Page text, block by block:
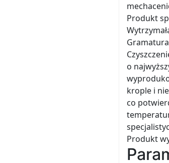
Produkt
o
krople i
co
Produkt